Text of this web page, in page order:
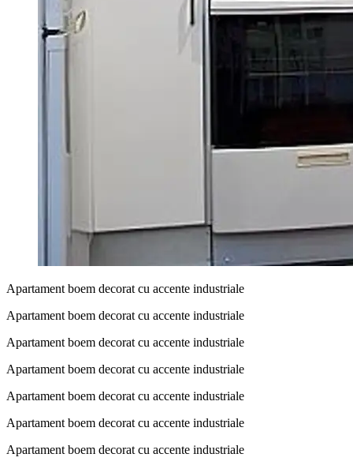
Apartament boem decorat cu accente industriale
Apartament boem decorat cu accente industriale
Apartament boem decorat cu accente industriale
Apartament boem decorat cu accente industriale
Apartament boem decorat cu accente industriale
Apartament boem decorat cu accente industriale
Apartament boem decorat cu accente industriale